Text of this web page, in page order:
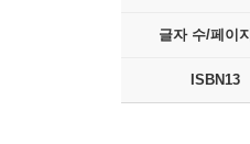
글자 수/페이
ISBN13